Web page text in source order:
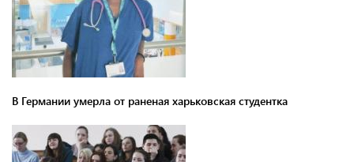
В Германии умерла от раненая харьковская студентка